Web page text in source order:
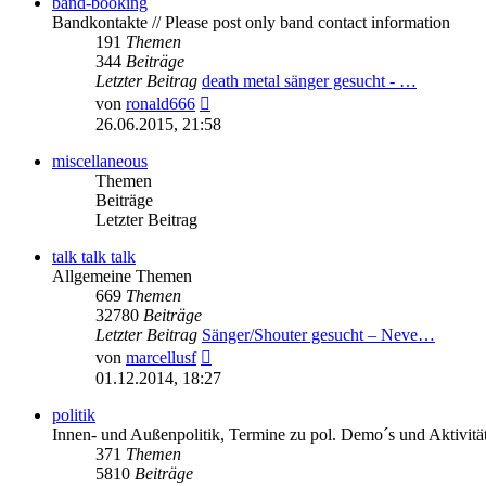
Bandkontakte // Please post only band contact information
191 Themen
344 Beiträge
Letzter Beitrag death metal sänger gesucht - …
von ronald666
Beitrag
26.06.2015, 21:58
miscellaneous
Themen
Beiträge
Letzter Beitrag
talk talk talk
Allgemeine Themen
669 Themen
32780 Beiträge
Letzter Beitrag Sänger/Shouter gesucht – Neve…
von marcellusf
Beitrag
01.12.2014, 18:27
politik
Innen- und Außenpolitik, Termine zu pol. Demo´s und
371 Themen
5810 Beiträge